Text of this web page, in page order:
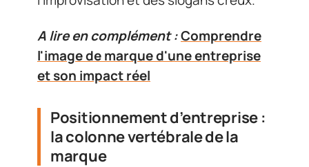
A lire en complément :Comprendre
l'image de marque d'une entreprise
et son impact réel
Positionnement d’entreprise :
la colonne vertébrale de la
marque